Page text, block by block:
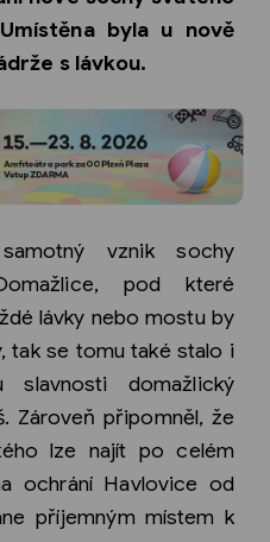
byla u nově
s lávkou.
vznik sochy
pod které
lávky nebo mostu by
tak se tomu také stalo i
domažlický
Zároveň připomněl, že
lze najít po celém
ochrání Havlovice od
příjemným místem k